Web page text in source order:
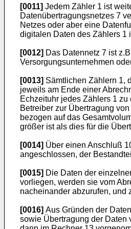
[0011] Jedem Zähler 1 ist
Datenübertragungsnetzes 7
Netzes oder aber eine
digitalen Daten des Zählers 1
[0012] Das Datennetz 7 ist
Versorgungsunternehmen
[0013] Sämtlichen Zählern 1,
jeweils am Ende einer
Echzeituhr jedes Zählers 1
Betreiber zur Übertragung
bezogen auf das
größer ist als dies für die
[0014] Über einen Anschluß
angeschlossen, der
[0015] Die Daten der
vorliegen, werden sie vom
nacheinander abzurufen, und
[0016] Aus Gründen der
sowie Übertragung der Daten